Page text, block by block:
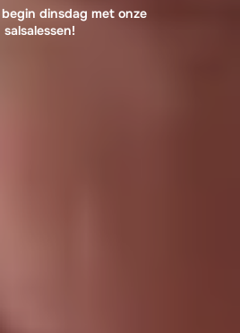
dinsdag met onze
salsalessen!